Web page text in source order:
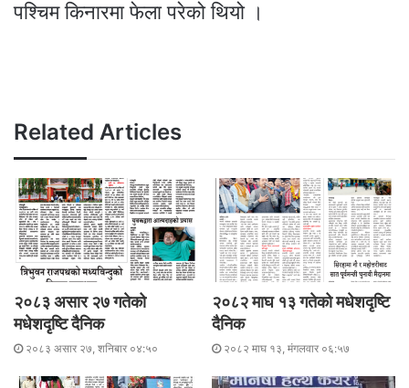
पश्चिम किनारमा फेला परेको थियो ।
Related Articles
२०८३ असार २७ गतेको
मधेशदृष्टि दैनिक
२०८३ असार २७, शनिबार ०४:५०
२०८२ माघ १३ गतेको मधेशदृष्टि
दैनिक
२०८२ माघ १३, मंगलवार ०६:५७